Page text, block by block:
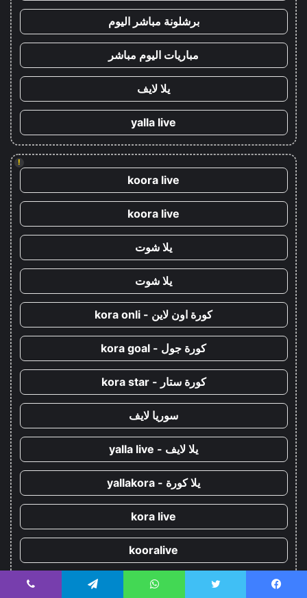
برشلونة مباشر اليوم
مباريات اليوم مباشر
يلا لايف
yalla live
!
koora live
koora live
يلا شوت
يلا شوت
كورة اون لاين - kora onli
كورة جول - kora goal
كورة ستار - kora star
سوريا لايف
يلا لايف - yalla live
يلا كورة - yallakora
kora live
kooralive
koora 365